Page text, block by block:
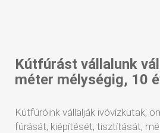
Kútfúrást vállalunk
méter mélységig, 10
Kútfúróink vállalják ivóvízkutak,
fúrását, kiépítését, tisztítását,